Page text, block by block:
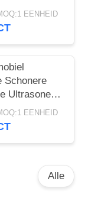
vriendelijk
EENHEID
Schonere
Ultrasone
voor
EENHEID
Alle